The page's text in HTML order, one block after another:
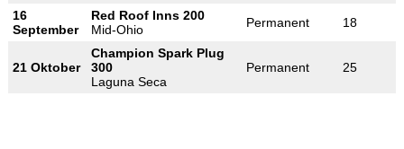
16
September
Red Roof Inns 200
Mid-Ohio
Permanent 18
21 Oktober
Champion Spark Plug
300
Laguna Seca
Permanent 25